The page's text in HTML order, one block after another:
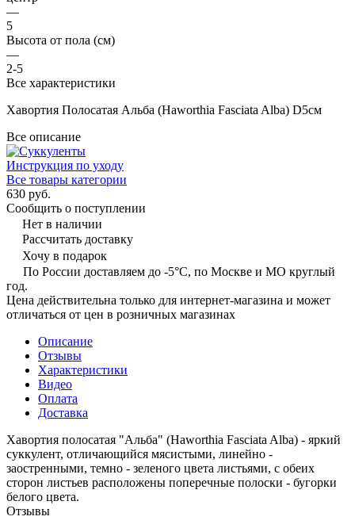
—
5
Высота от пола (см)
—
2-5
Все характеристики
Хавортия Полосатая Альба (Haworthia Fasciata Alba) D5см
Все описание
Инструкция по уходу
Все товары категории
630 руб.
Сообщить о поступлении
Нет в наличии
Рассчитать доставку
Хочу в подарок
По России доставляем до -5°C, по Москве и МО круглый
год.
Цена действительна только для интернет-магазина и может
отличаться от цен в розничных магазинах
Описание
Отзывы
Характеристики
Видео
Оплата
Доставка
Хавортия полосатая "Альба" (Haworthia Fasciata Alba) - яркий
суккулент, отличающийся мясистыми, линейно -
заостренными, темно - зеленого цвета листьями, с обеих
сторон листьев расположены поперечные полоски - бугорки
белого цвета.
Отзывы